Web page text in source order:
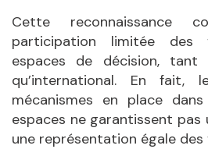
Cette reconnaissance
participation limitée des
espaces de décision, tant
qu’international. En fait,
mécanismes en place
espaces ne garantissent
une représentation égale des